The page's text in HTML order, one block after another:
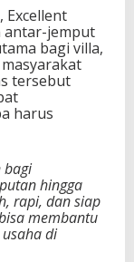
Excellent
antar-jemput
bagi villa,
tersebut
harus
bagi
hingga
rapi, dan siap
membantu
di